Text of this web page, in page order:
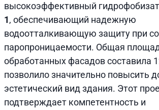
высокоэффективный
1, обеспечивающий надежную
водоотталкивающую защиту при
паропроницаемости. Общая
обработанных фасадов составила
позволило значительно повысить
эстетический вид здания. Этот
подтверждает компетентность и